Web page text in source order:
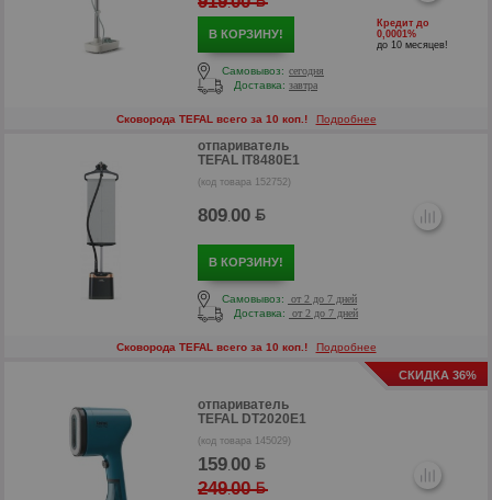
.
В КОРЗИНУ!
Кредит до
0,0001%
до 10 месяцев!
Самовывоз: сегодня
Доставка: завтра
Сковорода TEFAL всего за 10 коп.! Подробнее
отпариватель
TEFAL IT8480E1
(код товара 152752)
809.00
В КОРЗИНУ!
Самовывоз:
от 2 до 7 дней
Доставка:
от 2 до 7 дней
Сковорода TEFAL всего за 10 коп.! Подробнее
СКИДКА 36%
отпариватель
TEFAL DT2020E1
(код товара 145029)
159.00
249.00